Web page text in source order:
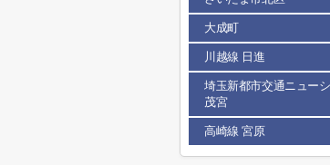
大成町
川越線 日進
埼玉新都市交通ニュー
茂宮
高崎線 宮原